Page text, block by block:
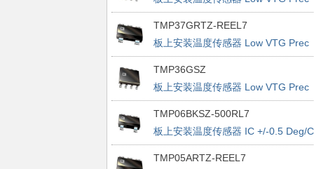
Vout 2.7-5.5V
TMP37GRTZ-REEL7
板上安装温度传感器 Low VTG Prec
Vout 2.7-5.5V
TMP36GSZ
板上安装温度传感器 Low VTG Prec
Vout 2.7-5.5V
TMP06BKSZ-500RL7
板上安装温度传感器 IC +/-0.5 Deg/C
Accurate PWM
TMP05ARTZ-REEL7